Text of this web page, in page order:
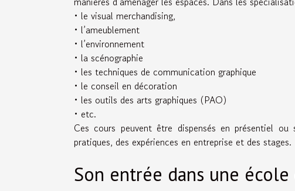
• le visual merchandising,
• l’ameublement
• l’environnement
• la scénographie
• les techniques de communication graphique
• le conseil en décoration
• les outils des arts graphiques (PAO)
• etc.
Ces cours peuvent être dispensés en présentiel
pratiques, des expériences en entreprise et des stages.
Son entrée dans une